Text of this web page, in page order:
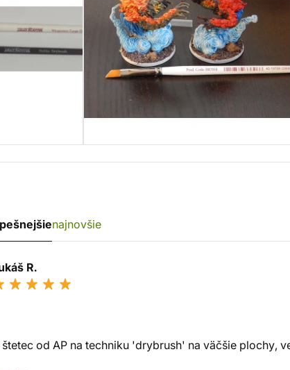
najnovšie
R.
štetec od AP na techniku 'drybrush' na väčšie plochy,